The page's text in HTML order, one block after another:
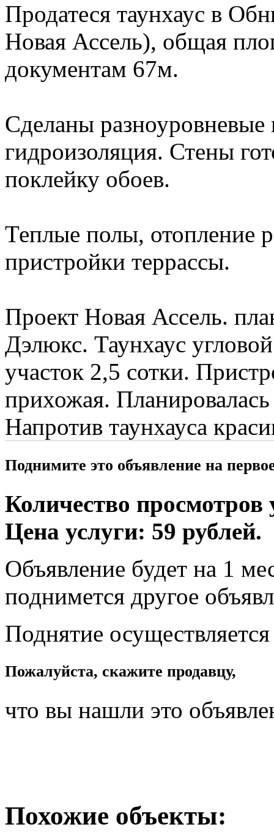
Продатеся таунхаус в
Новая Ассель), общая
документам 67м.
Сделаны разноуровневые
гидроизоляция. Стены
поклейку обоев.
Теплые полы, отопление
пристройки террассы.
Проект Новая Ассель.
Дэлюкс. Таунхаус
участок 2,5 сотки.
прихожая.
Напротив таунхауса
Поднимите это объявление на
Количество просмотров
Цена услуги: 59 рублей.
Объявление будет на 1
поднимется другое
Поднятие
Пожалуйста, скажите продавцу,
что вы нашли это
Похожие объекты: